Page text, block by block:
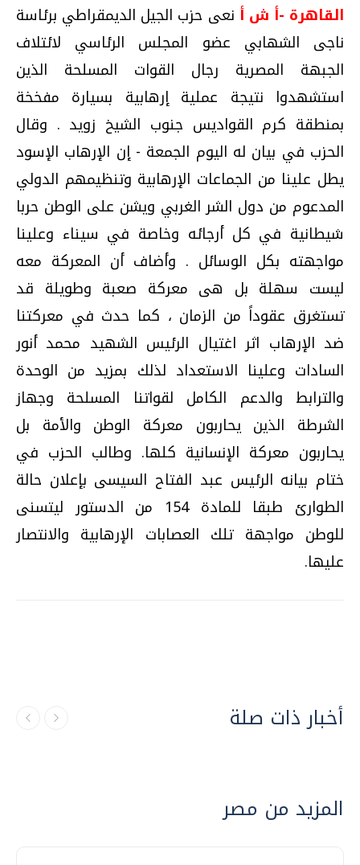
القاهرة -أ ش أ نعى حزب الجيل الديمقراطي برئاسة
ناجى الشهابي عضو المجلس الرئاسي لائتلاف
الجبهة المصرية رجال القوات المسلحة الذين
استشهدوا نتيجة عملية إرهابية بسيارة مفخخة
بمنطقة كرم القواديس جنوب الشيخ زويد . وقال
الحزب في بيان له اليوم الجمعة - إن الإرهاب الإسود
يطل علينا من الجماعات الإرهابية وتنظيمهم الدولي
المدعوم من دول الشر الغربي ويشن على الوطن حربا
شيطانية في كل أرجائه وخاصة في سيناء وعلينا
مواجهته بكل الوسائل . وأضاف أن المعركة معه
ليست سهلة بل هى معركة صعبة وطويلة قد
تستغرق عقوداً من الزمان ، كما حدث في معركتنا
ضد الإرهاب اثر اغتيال الرئيس الشهيد محمد أنور
السادات وعلينا الاستعداد لذلك بمزيد من الوحدة
والترابط والدعم الكامل لقواتنا المسلحة وجهاز
الشرطة الذين يحاربون معركة الوطن والأمة بل
يحاربون معركة الإنسانية كلها. وطالب الحزب في
ختام بيانه الرئيس عبد الفتاح السيسى بإعلان حالة
الطوارئ طبقا للمادة 154 من الدستور ليتسنى
للوطن مواجهة تلك العصابات الإرهابية والانتصار
عليها.
أخبار ذات صلة
المزيد من مصر